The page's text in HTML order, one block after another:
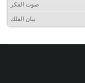
صوت الفكر
بيان الفلك